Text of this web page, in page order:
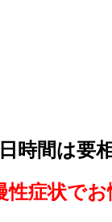
時間は要
性症状で